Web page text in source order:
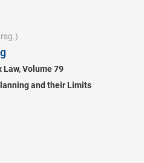
Volume 79
and their Limits